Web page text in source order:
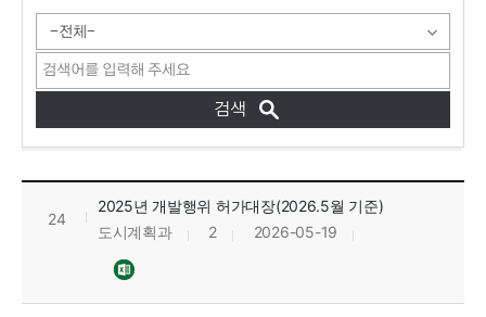
개발행위 허가 및 준공 현황 목록으로 번호, 제목, 작성자, 조회수, 등록일, 첨부파일로 정보를 제공하고 있습니다.
24
2025년 개발행위 허가대장(2026.5월 기준)
도시계획과
2 2026-05-19